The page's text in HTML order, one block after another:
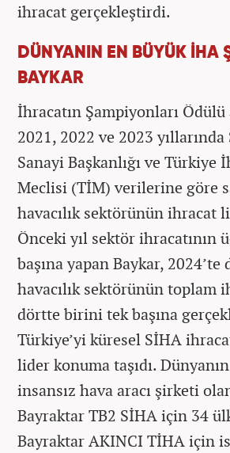
ihracat gerçekleştirdi.
DÜNYANIN EN BÜYÜK İHA
BAYKAR
İhracatın Şampiyonları
2021, 2022 ve 2023 yıllarında
Sanayi Başkanlığı ve Türkiye
Meclisi (TİM) verilerine göre
havacılık sektörünün ihracat
Önceki yıl sektör ihracatının
başına yapan Baykar, 2024’te
havacılık sektörünün toplam
dörtte birini tek başına
Türkiye’yi küresel SİHA
lider konuma taşıdı.
insansız hava aracı şirketi
Bayraktar TB2 SİHA için 34
Bayraktar AKINCI TİHA için